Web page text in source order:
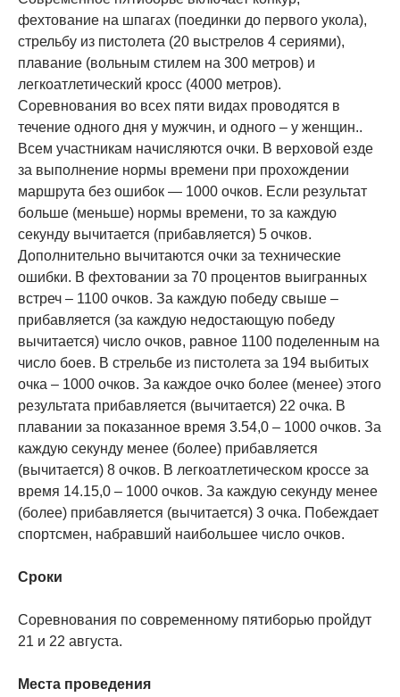
фехтование на шпагах (поединки до первого укола),
стрельбу из пистолета (20 выстрелов 4 сериями),
плавание (вольным стилем на 300 метров) и
легкоатлетический кросс (4000 метров).
Соревнования во всех пяти видах проводятся в
течение одного дня у мужчин, и одного – у женщин..
Всем участникам начисляются очки. В верховой езде
за выполнение нормы времени при прохождении
маршрута без ошибок — 1000 очков. Если результат
больше (меньше) нормы времени, то за каждую
секунду вычитается (прибавляется) 5 очков.
Дополнительно вычитаются очки за технические
ошибки. В фехтовании за 70 процентов выигранных
встреч – 1100 очков. За каждую победу свыше –
прибавляется (за каждую недостающую победу
вычитается) число очков, равное 1100 поделенным на
число боев. В стрельбе из пистолета за 194 выбитых
очка – 1000 очков. За каждое очко более (менее) этого
результата прибавляется (вычитается) 22 очка. В
плавании за показанное время 3.54,0 – 1000 очков. За
каждую секунду менее (более) прибавляется
(вычитается) 8 очков. В легкоатлетическом кроссе за
время 14.15,0 – 1000 очков. За каждую секунду менее
(более) прибавляется (вычитается) 3 очка. Побеждает
спортсмен, набравший наибольшее число очков.
Сроки
Соревнования по современному пятиборью пройдут
21 и 22 августа.
Места проведения